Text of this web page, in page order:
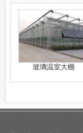
玻璃温室大棚